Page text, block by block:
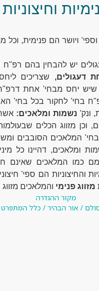
וחיצוניות
וספי' ויושר הם פנימית,
יש להבחין בהם רפ"ח
דעגולים, שצריכים
שיש יחס מבחי' אחת
בחי' לחקור בכל בחי'
ונק' נשמות ומלאכים: אשר
וכן מזווג הכלים
המלאכים הסובבים
ומלאכים, דהיינו כל
כמו המלאכים שאינם
והחיצוניות הם ספי'
מזווג פנימי והמלאכים מזווג
מקור ההגדרה
/ אור הבהיר / כלל המתפרט